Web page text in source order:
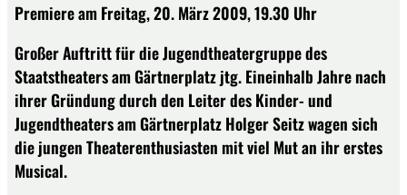
Premiere am Freitag, 20. März 2009, 19.30 Uhr
Großer Auftritt für die Jugendtheatergruppe des
Staatstheaters am Gärtnerplatz jtg. Eineinhalb Jahre nach
ihrer Gründung durch den Leiter des Kinder- und
Jugendtheaters am Gärtnerplatz Holger Seitz wagen sich
die jungen Theaterenthusiasten mit viel Mut an ihr erstes
Musical.